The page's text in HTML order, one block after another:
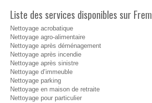
Liste des services disponibles sur
Nettoyage acrobatique
Nettoyage agro-alimentaire
Nettoyage après déménagement
Nettoyage après incendie
Nettoyage après sinistre
Nettoyage d’immeuble
Nettoyage parking
Nettoyage en maison de retraite
Nettoyage pour particulier